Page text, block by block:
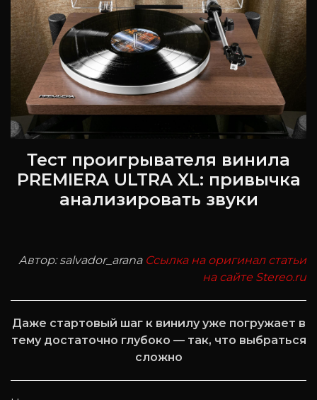
Тест проигрывателя винила
PREMIERA ULTRA XL: привычка
анализировать звуки
Автор: salvador_arana Ссылка на оригинал статьи
на сайте Stereo.ru
Даже стартовый шаг к винилу уже погружает в
тему достаточно глубоко — так, что выбраться
сложно